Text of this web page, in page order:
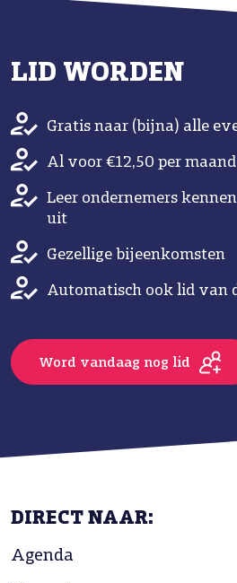
LID WORDEN
Gratis naar (bijna) alle
Al voor €12,50 per
Leer ondernemers
uit
Gezellige bijeenkomsten
Automatisch ook lid van
Word vandaag nog lid
DIRECT NAAR:
Agenda